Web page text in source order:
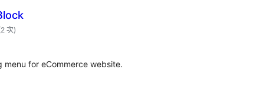
次評
分)
for eCommerce website.